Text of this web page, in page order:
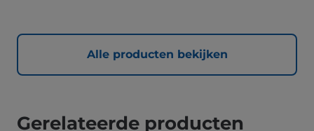
Alle producten bekijken
Gerelateerde producten